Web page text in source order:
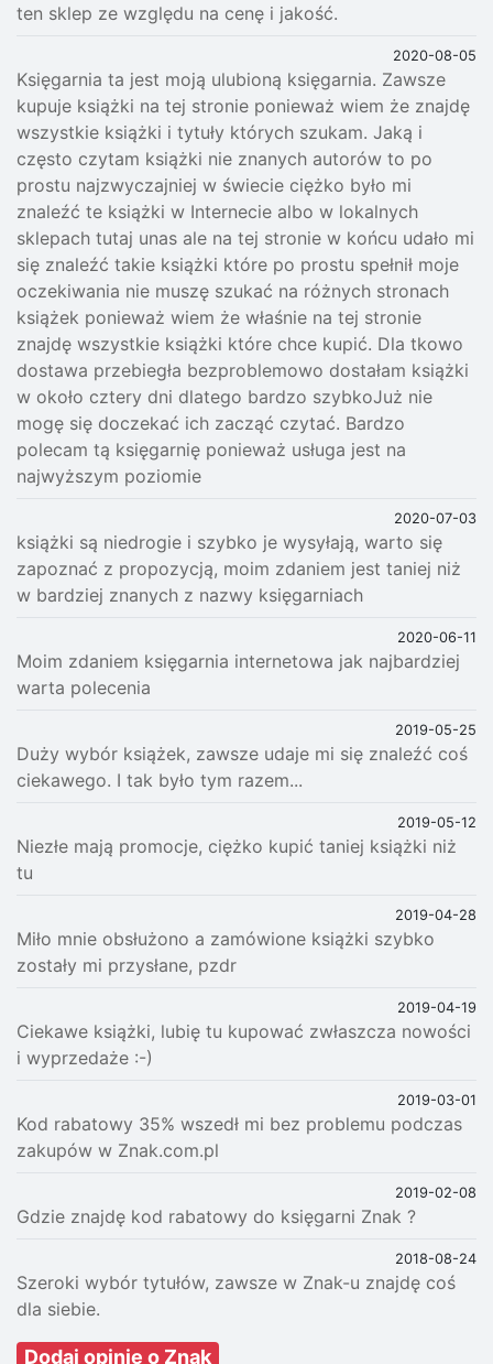
ten sklep ze względu na cenę i jakość.
2020-08-05
Księgarnia ta jest moją ulubioną księgarnia. Zawsze
kupuje książki na tej stronie ponieważ wiem że znajdę
wszystkie książki i tytuły których szukam. Jaką i
często czytam książki nie znanych autorów to po
prostu najzwyczajniej w świecie ciężko było mi
znaleźć te książki w Internecie albo w lokalnych
sklepach tutaj unas ale na tej stronie w końcu udało mi
się znaleźć takie książki które po prostu spełnił moje
oczekiwania nie muszę szukać na różnych stronach
książek ponieważ wiem że właśnie na tej stronie
znajdę wszystkie książki które chce kupić. Dla tkowo
dostawa przebiegła bezproblemowo dostałam książki
w około cztery dni dlatego bardzo szybkoJuż nie
mogę się doczekać ich zacząć czytać. Bardzo
polecam tą księgarnię ponieważ usługa jest na
najwyższym poziomie
2020-07-03
książki są niedrogie i szybko je wysyłają, warto się
zapoznać z propozycją, moim zdaniem jest taniej niż
w bardziej znanych z nazwy księgarniach
2020-06-11
Moim zdaniem księgarnia internetowa jak najbardziej
warta polecenia
2019-05-25
Duży wybór książek, zawsze udaje mi się znaleźć coś
ciekawego. I tak było tym razem...
2019-05-12
Niezłe mają promocje, ciężko kupić taniej książki niż
tu
2019-04-28
Miło mnie obsłużono a zamówione książki szybko
zostały mi przysłane, pzdr
2019-04-19
Ciekawe książki, lubię tu kupować zwłaszcza nowości
i wyprzedaże :-)
2019-03-01
Kod rabatowy 35% wszedł mi bez problemu podczas
zakupów w Znak.com.pl
2019-02-08
Gdzie znajdę kod rabatowy do księgarni Znak ?
2018-08-24
Szeroki wybór tytułów, zawsze w Znak-u znajdę coś
dla siebie.
Dodaj opinię o Znak